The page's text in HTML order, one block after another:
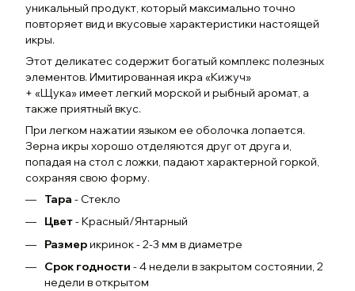
уникальный продукт, который максимально точно
повторяет вид и вкусовые характеристики настоящей
икры.
Этот деликатес содержит богатый комплекс полезных
элементов. Имитированная икра «Кижуч»
+ «Щука» имеет легкий морской и рыбный аромат, а
также приятный вкус.
При легком нажатии языком ее оболочка лопается.
Зерна икры хорошо отделяются друг от друга и,
попадая на стол с ложки, падают характерной горкой,
сохраняя свою форму.
Тара - Стекло
Цвет- Красный/Янтарный
Размерикринок - 2-3 мм в диаметре
Срок годности - 4 недели в закрытом состоянии, 2
недели в открытом